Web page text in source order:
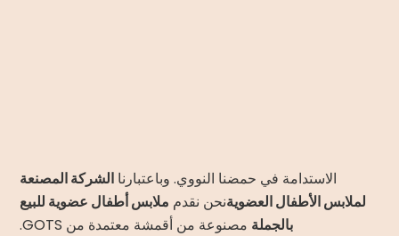
الاستدامة في حمضنا النووي. وباعتبارنا الشركة المصنعة
لملابس الأطفال العضويةنحن نقدم ملابس أطفال عضوية للبيع
بالجملة مصنوعة من أقمشة معتمدة من GOTS.